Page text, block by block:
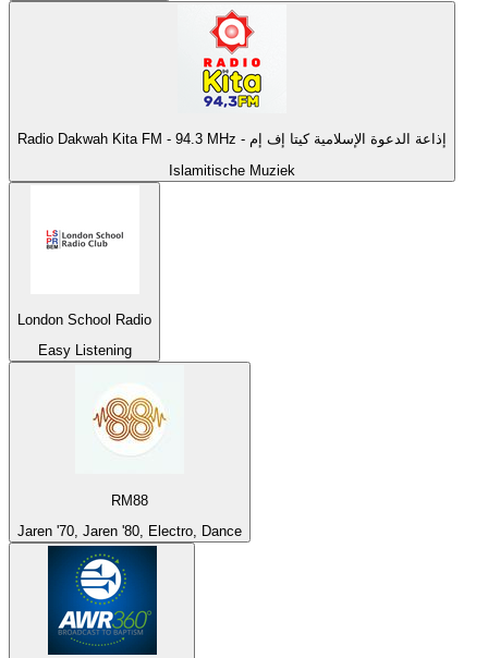
Radio Dakwah Kita FM - 94.3 MHz - إذاعة الدعوة الإسلامية كيتا إف إم
Islamitische Muziek
London School Radio
Easy Listening
RM88
Jaren '70, Jaren '80, Electro, Dance